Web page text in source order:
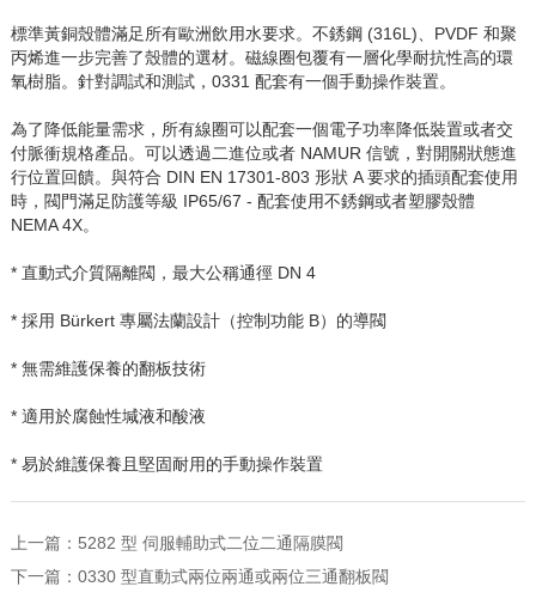
標準黃銅殼體滿足所有歐洲飲用水要求。不銹鋼(316L) PVDF 和聚
丙烯進一步完善了殼體的選材。磁線圈包覆有一層化學耐抗性高的環
氧樹脂。針對調試和測試， 0331 配套有一個手動操作裝置。
為了降低能量需求，所有線圈可以配套一個電子功率降低裝置或者交
付脈衝規格產品。可以透過二進位或者NAMUR 信號，對開關狀態進
行位置回饋。與符合 DIN EN 17301-803 形狀A要求的插頭配套使用
時，閥門滿足防護等級 IP65/67 - 配套使用不銹鋼或者塑膠殼體
NEMA 4X。
* 直動式介質隔離閥，最大公稱通徑 DN 4
* 採用 Bürkert 專屬法蘭設計（控制功能B）的導閥
* 無需維護保養的翻板技術
* 適用於腐蝕性堿液和酸液
* 易於維護保養且堅固耐用的手動操作裝置
上一篇： 5282 型 伺服輔助式二位二通隔膜閥
下一篇： 0330 型直動式兩位兩通或兩位三通翻板閥